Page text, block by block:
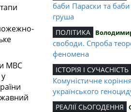
МВС
баби Параски та
груша
ПОЛІТИКА
свободи. Спроба
феномена
ІСТОРІЯ І СУЧАСНІСТЬ
Комуністичне
українського
РЕАЛІЇ СЬОГОДЕННЯ